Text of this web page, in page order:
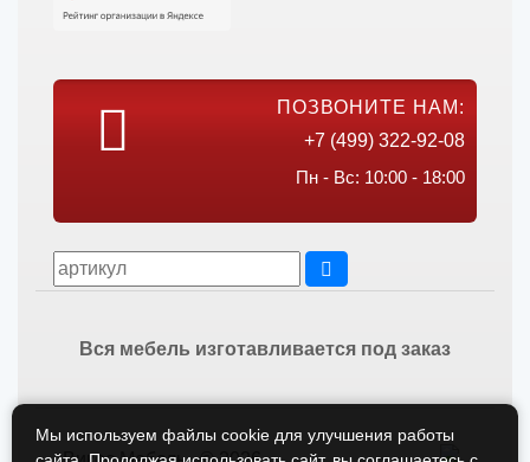
ПОЗВОНИТЕ НАМ:
+7 (499) 322-92-08
Пн - Вс: 10:00 - 18:00
Вся мебель изготавливается под заказ
Мы используем файлы cookie для улучшения работы